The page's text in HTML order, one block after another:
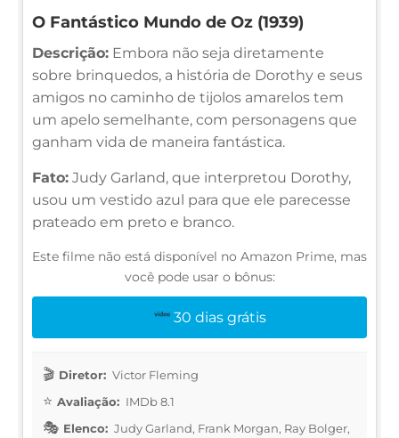
O Fantástico Mundo de Oz (1939)
Descrição: Embora não seja diretamente
sobre brinquedos, a história de Dorothy e seus
amigos no caminho de tijolos amarelos tem
um apelo semelhante, com personagens que
ganham vida de maneira fantástica.
Fato: Judy Garland, que interpretou Dorothy,
usou um vestido azul para que ele parecesse
prateado em preto e branco.
Este filme não está disponível no Amazon Prime, mas
você pode usar o bônus:
30 dias grátis
Diretor: Victor Fleming
Avaliação: IMDb 8.1
Elenco: Judy Garland, Frank Morgan, Ray Bolger,